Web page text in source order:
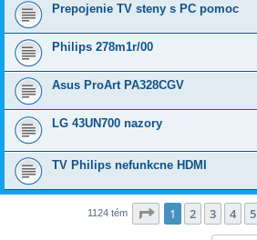
Prepojenie TV steny s PC pomoc
Philips 278m1r/00
Asus ProArt PA328CGV
LG 43UN700 nazory
TV Philips nefunkcne HDMI
1124 tém Strana1 z29
1 2 3 4 5